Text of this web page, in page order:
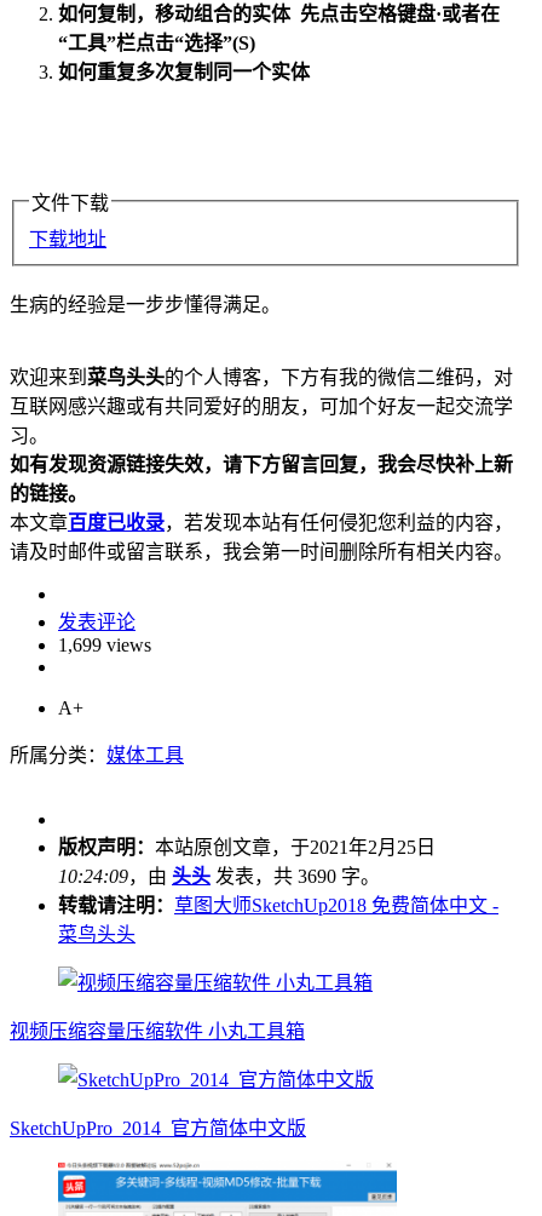
如何复制，移动组合的实体 先点击空格键盘·或者在
“工具”栏点击“选择”(S)
如何重复多次复制同一个实体
文件下载
下载地址
生病的经验是一步步懂得满足。
欢迎来到 菜鸟头头的个人博客，下方有我的微信二维码，对
互联网感兴趣或有共同爱好的朋友，可加个好友一起交流学
习。
如有发现资源链接失效，请下方留言回复，我会尽快补上新
的链接。
本文章百度已收录，若发现本站有任何侵犯您利益的内容，
请及时邮件或留言联系，我会第一时间删除所有相关内容。
发表评论
1,699 views
A+
所属分类： 媒体工具
版权声明： 本站原创文章，于2021年2月25日
10:24:09，由 头头 发表，共 3690 字。
转载请注明： 草图大师SketchUp2018 免费简体中文 -
菜鸟头头
视频压缩容量压缩软件 小丸工具箱
SketchUpPro_2014_官方简体中文版